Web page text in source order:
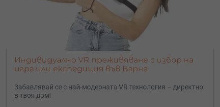
Индивидуално VR преживяване с избор на
игра или експедиция във Варна
Забавлявай се с най-модерната VR технология – директно
в твоя дом!